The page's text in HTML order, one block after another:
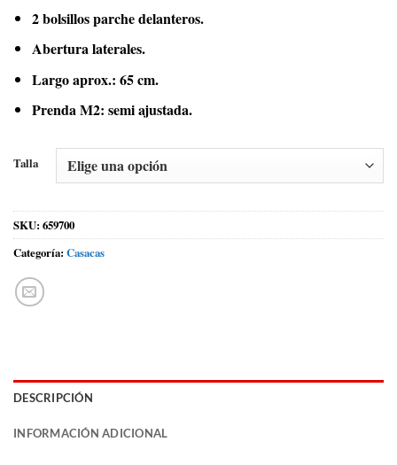
2 bolsillos parche delanteros.
Abertura laterales.
Largo aprox.: 65 cm.
Prenda M2: semi ajustada.
Talla
SKU: 659700
Categoría: Casacas
DESCRIPCIÓN
INFORMACIÓN ADICIONAL